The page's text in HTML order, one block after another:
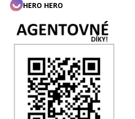
HERO HERO